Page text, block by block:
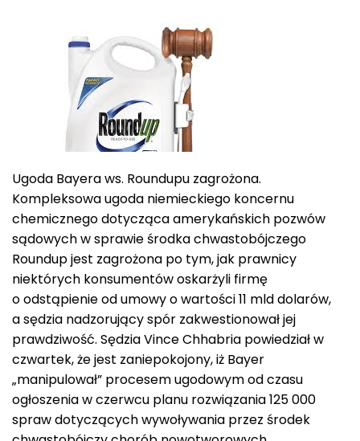
Ugoda Bayera ws. Roundupu zagrożona.
Kompleksowa ugoda niemieckiego koncernu
chemicznego dotycząca amerykańskich pozwów
sądowych w sprawie środka chwastobójczego
Roundup jest zagrożona po tym, jak prawnicy
niektórych konsumentów oskarżyli firmę
o odstąpienie od umowy o wartości 11 mld dolarów,
a sędzia nadzorujący spór zakwestionował jej
prawdziwość. Sędzia Vince Chhabria powiedział w
czwartek, że jest zaniepokojony, iż Bayer
„manipulował” procesem ugodowym od czasu
ogłoszenia w czerwcu planu rozwiązania 125 000
spraw dotyczących wywoływania przez środek